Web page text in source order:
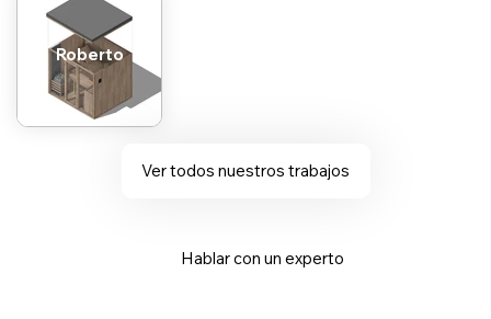
Roberto
Ver todos nuestros trabajos
Hablar con un experto